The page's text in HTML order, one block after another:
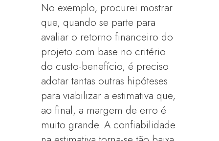
No exemplo, procurei mostrar
que, quando se parte para
avaliar o retorno financeiro do
projeto com base no critério
do custo-benefício, é preciso
adotar tantas outras hipóteses
para viabilizar a estimativa que,
ao final, a margem de erro é
muito grande. A confiabilidade